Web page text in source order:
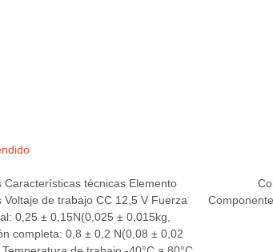
técnicas Elemento
de trabajo CC 12,5 V Fuerza
0,25 ± 0,15N(0,025 ± 0,015kg,
completa: 0,8 ± 0,2 N(0,08 ± 0,02